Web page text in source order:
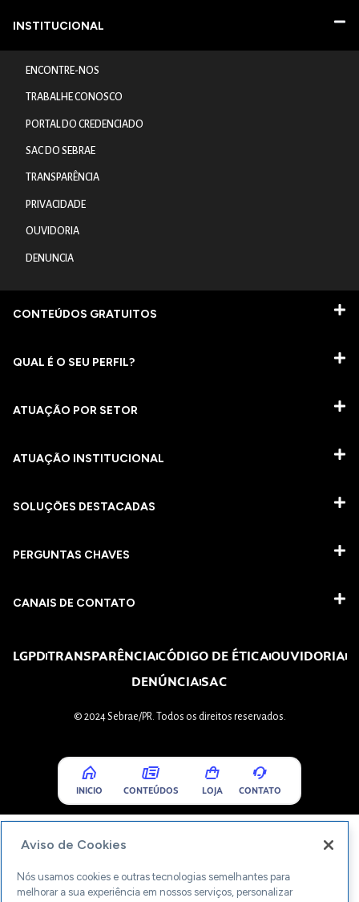
INSTITUCIONAL
ENCONTRE-NOS
TRABALHE CONOSCO
PORTAL DO CREDENCIADO
SAC DO SEBRAE
TRANSPARÊNCIA
PRIVACIDADE
OUVIDORIA
DENUNCIA
CONTEÚDOS GRATUITOS
QUAL É O SEU PERFIL?
ATUAÇÃO POR SETOR
ATUAÇÃO INSTITUCIONAL
SOLUÇÕES DESTACADAS
PERGUNTAS CHAVES​
CANAIS DE CONTATO
LGPDTRANSPARÊNCIACÓDIGO DE ÉTICAOUVIDORIA
DENÚNCIASAC
© 2024 Sebrae/PR. Todos os direitos reservados.
INICIO CONTEÚDOS LOJA CONTATO
Aviso de Cookies
Nós usamos cookies e outras tecnologias semelhantes para
melhorar a sua experiência em nossos serviços, personalizar